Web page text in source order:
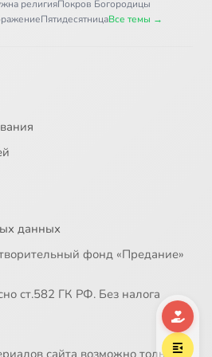
монастырь
религияПокров Богородицы
ПятидесятницаВсе темы →
данных
фонд «Предание»
ст.582 ГК РФ. Без налога